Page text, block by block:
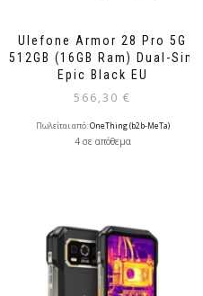
Ulefone Armor 28 Pro 5G
512GB (16GB Ram) Dual-Sim
Epic Black EU
566,30 €
Πωλείται από:OneThing (b2b-MeTa)
4 σε απόθεμα